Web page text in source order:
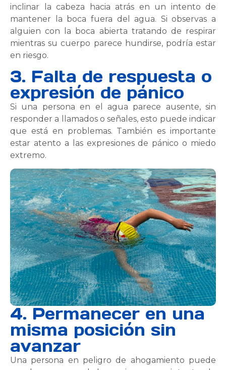
inclinar la cabeza hacia atrás en un intento de
mantener la boca fuera del agua. Si observas a
alguien con la boca abierta tratando de respirar
mientras su cuerpo parece hundirse, podría estar
en riesgo.
3. Falta de respuesta o
expresión de pánico
Si una persona en el agua parece ausente, sin
responder a llamados o señales, esto puede indicar
que está en problemas. También es importante
estar atento a las expresiones de pánico o miedo
extremo.
4. Permanecer en una
misma posición sin
avanzar
Una persona en peligro de ahogamiento puede